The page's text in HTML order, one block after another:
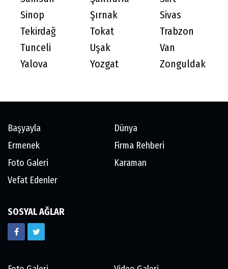
Sinop
Şırnak
Sivas
Tekirdağ
Tokat
Trabzon
Tunceli
Uşak
Van
Yalova
Yozgat Zonguldak
Başyayla
Dünya
Ermenek
Firma Rehberi
Foto Galeri
Karaman
Vefat Edenler
SOSYAL AĞLAR